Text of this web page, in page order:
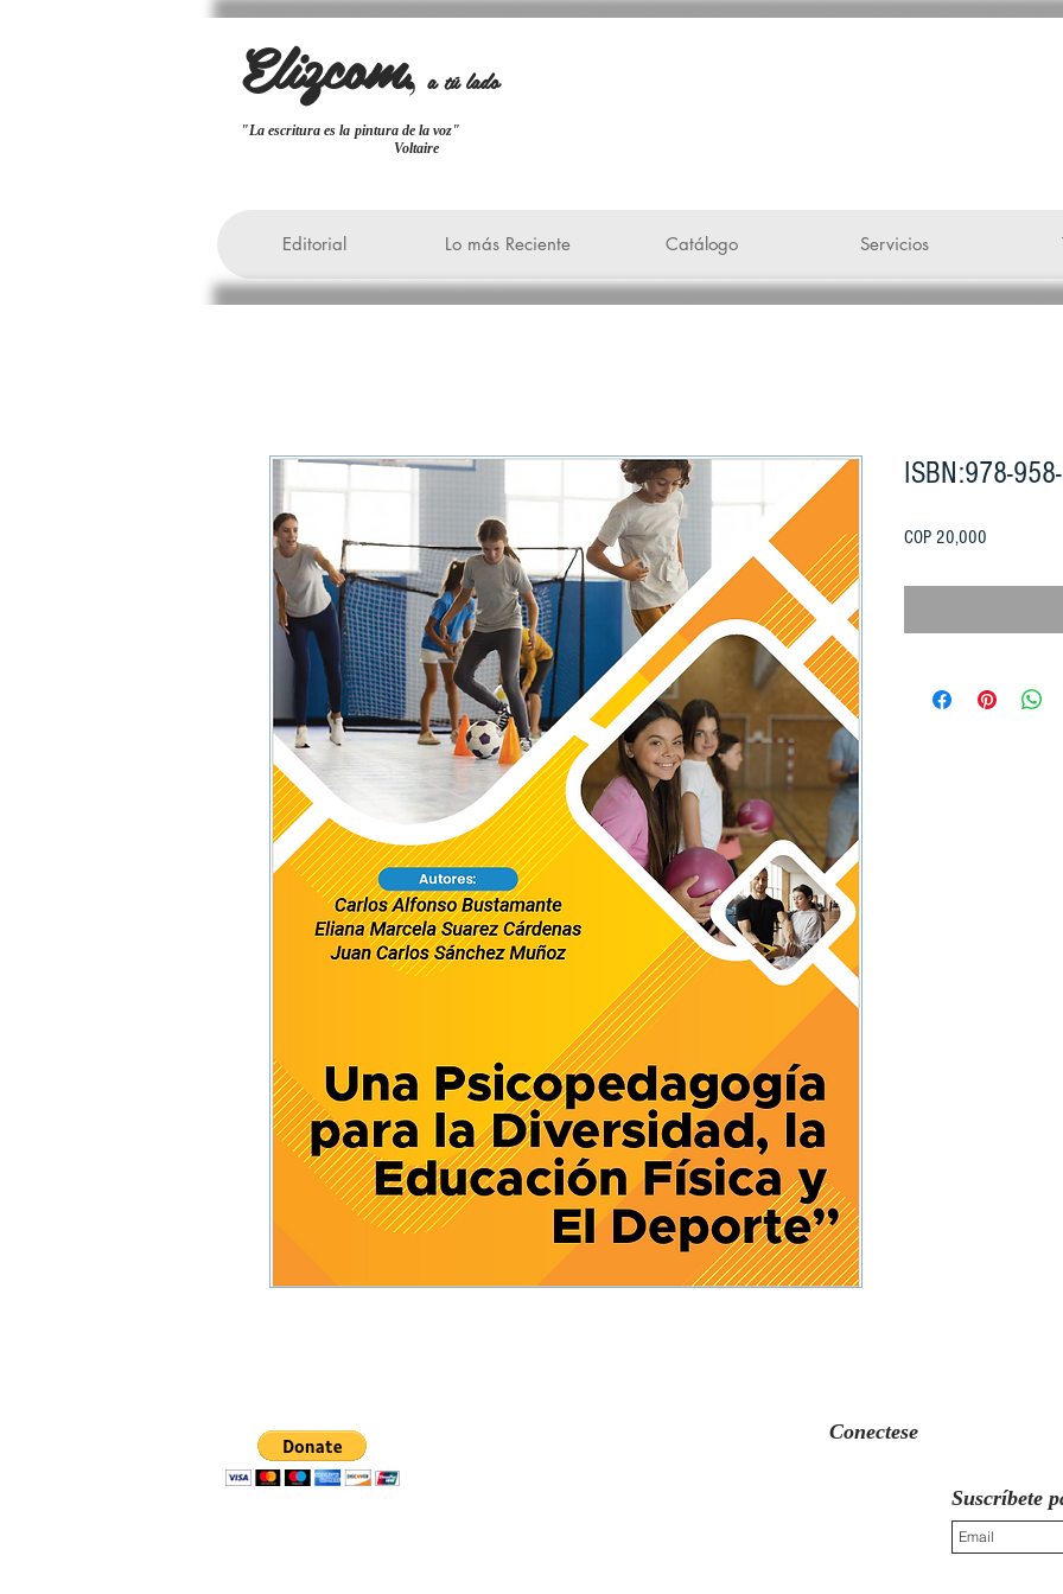
Elizcom, a tú lado
"La escritura es la pintura de la voz"
Voltaire
Editorial Lo más Reciente Catálogo Servicios
ISBN:978-
COP 20,000
Conectese
Suscríbete